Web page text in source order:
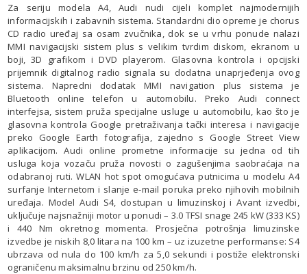
Za seriju modela A4, Audi nudi cijeli komplet najmodernijih
informacijskih i zabavnih sistema. Standardni dio opreme je chorus
CD radio uređaj sa osam zvučnika, dok se u vrhu ponude nalazi
MMI navigacijski sistem plus s velikim tvrdim diskom, ekranom u
boji, 3D grafikom i DVD playerom. Glasovna kontrola i opcijski
prijemnik digitalnog radio signala su dodatna unaprjeđenja ovog
sistema. Napredni dodatak MMI navigation plus sistema je
Bluetooth online telefon u automobilu. Preko Audi connect
interfejsa, sistem pruža specijalne usluge u automobilu, kao što je
glasovna kontrola Google pretraživanja tački interesa i navigacije
preko Google Earth fotografija, zajedno s Google Street View
aplikacijom. Audi online prometne informacije su jedna od tih
usluga koja vozaču pruža novosti o zagušenjima saobraćaja na
odabranoj ruti. WLAN hot spot omogućava putnicima u modelu A4
surfanje Internetom i slanje e-mail poruka preko njihovih mobilnih
uređaja. Model Audi S4, dostupan u limuzinskoj i Avant izvedbi,
uključuje najsnažniji motor u ponudi – 3.0 TFSI snage 245 kW (333 KS)
i 440 Nm okretnog momenta. Prosječna potrošnja limuzinske
izvedbe je niskih 8,0 litara na 100 km – uz izuzetne performanse: S4
ubrzava od nula do 100 km/h za 5,0 sekundi i postiže elektronski
ograničenu maksimalnu brzinu od 250 km/h.